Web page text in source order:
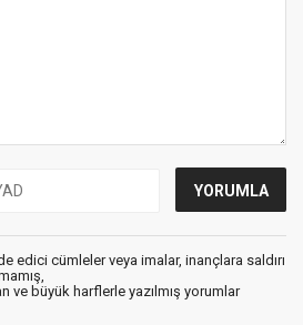
edici cümleler veya imalar, inançlara saldırı
ve büyük harflerle yazılmış yorumlar